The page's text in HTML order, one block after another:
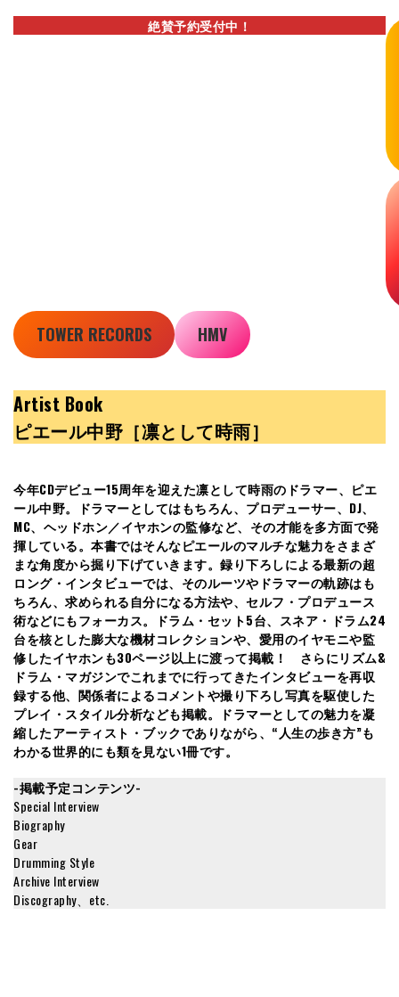
絶賛予約受付中！
TOWER RECORDS HMV
Artist Book
ピエール中野［凛として時雨］
今年CDデビュー15周年を迎えた凛として時雨のドラマー、ピエ
ール中野。ドラマーとしてはもちろん、プロデューサー、DJ、
MC、ヘッドホン／イヤホンの監修など、その才能を多方面で発
揮している。本書ではそんなピエールのマルチな魅力をさまざ
まな角度から掘り下げていきます。録り下ろしによる最新の超
ロング・インタビューでは、そのルーツやドラマーの軌跡はも
ちろん、求められる自分になる方法や、セルフ・プロデュース
術などにもフォーカス。ドラム・セット5台、スネア・ドラム24
台を核とした膨大な機材コレクションや、愛用のイヤモニや監
修したイヤホンも30ページ以上に渡って掲載！ さらにリズム&
ドラム・マガジンでこれまでに行ってきたインタビューを再収
録する他、関係者によるコメントや撮り下ろし写真を駆使した
プレイ・スタイル分析なども掲載。ドラマーとしての魅力を凝
縮したアーティスト・ブックでありながら、“人生の歩き方”も
わかる世界的にも類を見ない1冊です。
-掲載予定コンテンツ-
Special Interview
Biography
Gear
Drumming Style
Archive Interview
Discography、etc.